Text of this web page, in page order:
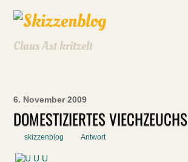
Claus Ast kritzelt
6. November 2009
DOMESTIZIERTES VIECHZEUCHS
skizzenblog Antwort